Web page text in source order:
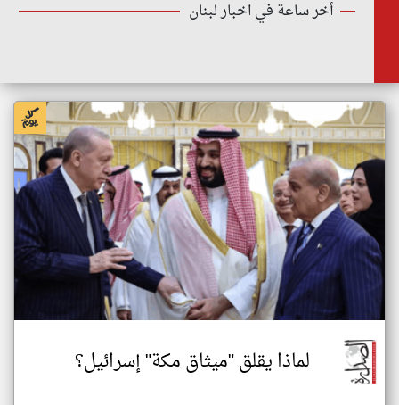
أخر ساعة في اخبار لبنان
لماذا يقلق "ميثاق مكة" إسرائيل؟